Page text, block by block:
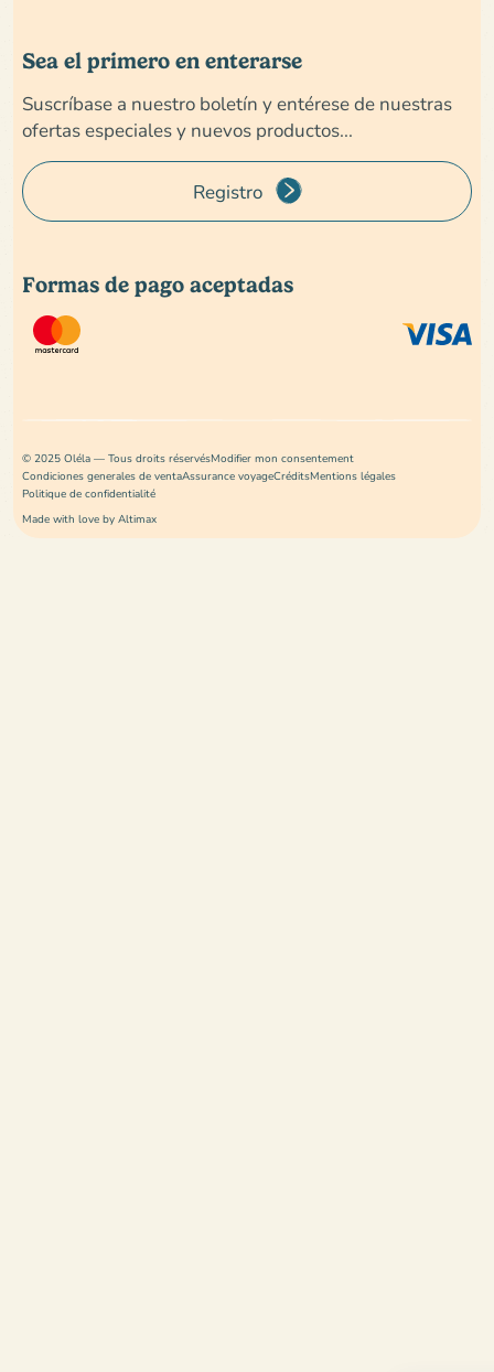
Sea el primero en enterarse
Suscríbase a nuestro boletín y entérese de nuestras
ofertas especiales y nuevos productos...
Registro
Formas de pago aceptadas
© 2025 Oléla — Tous droits réservésModifier mon consentement
Condiciones generales de ventaAssurance voyageCréditsMentions légales
Politique de confidentialité
Made with love by Altimax